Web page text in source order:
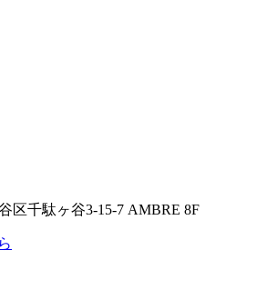
区千駄ヶ谷3-15-7 AMBRE 8F